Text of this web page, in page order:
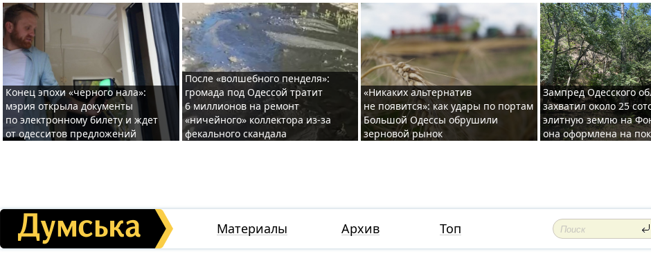
Конец эпохи «черного нала»:
мэрия открыла документы
по электронному билету и ждет
от одесситов предложений
После «волшебного пенделя»:
громада под Одессой тратит
6 миллионов на ремонт
«ничейного» коллектора из-за
фекального скандала
«Никаких альтернатив
не появится»: как удары по портам
Большой Одессы обрушили
зерновой рынок
Зампред Одесского
захватил около 25
элитную землю на
она оформлена на
Материалы Архив Топ